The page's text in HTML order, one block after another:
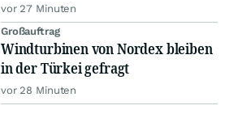
vor 27 Minuten
Großauftrag
Windturbinen von Nordex bleiben
in der Türkei gefragt
vor 28 Minuten